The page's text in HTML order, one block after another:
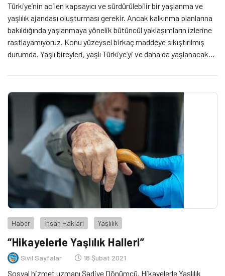
Türkiye’nin acilen kapsayıcı ve sürdürülebilir bir yaşlanma ve
yaşlılık ajandası oluşturması gerekir. Ancak kalkınma planlarına
bakıldığında yaşlanmaya yönelik bütüncül yaklaşımların izlerine
rastlayamıyoruz. Konu yüzeysel birkaç maddeye sıkıştırılmış
durumda. Yaşlı bireyleri, yaşlı Türkiye’yi ve daha da yaşlanacak
politik alanlardaki kapsayıcı ve sürdürülebilir mekanizmalar
evvela bugünün yaşlıları için hızlı bir şekilde hayata geçirilmelidir.
Haber İnsan Hakları Yaşlılık
“Hikayelerle Yaşlılık Halleri”
Sivil Sayfalar 18 Şubat 2021
Sosyal hizmet uzmanı Şadiye Dönümcü, Hikayelerle Yaşlılık